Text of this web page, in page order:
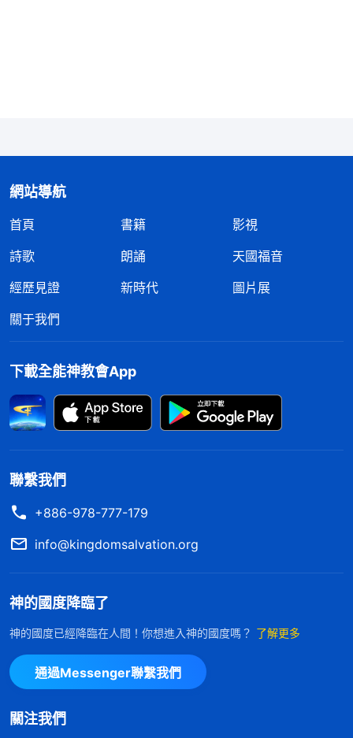
更不允許撒但介入神對人類的主宰，不允許撒但踐踏
破壞神主宰萬有的規律，更何况神經營拯救人類這麽
大的工作呢！神要拯救的人、能為神作見證的人是神
《話・卷二 關于認識神・神的作工、神的性情與神自己
的許可，一切都在神的手中，没有神的允許，撒但就
算再猖狂、再想殘害人，它也什麽都做不了。神許可
這些攪擾攔阻臨到我，是對我的檢驗，神希望我在這
些環境中能够像約伯一樣為神站住見證，也是讓我在
這樣的環境中依靠神，經歷神的説話、作工，這樣才
能對神産生真實的
是害怕那些不好的事情臨到自己，我這也不明白神的
心意啊。我安静下來向神禱告：「神哪，我現在明白
了，我臨到這一切都有你的許可，我願站住見證。但
我現在身量還很小，願你加給我信心去經歷這些環
境。」
因着牧師的攻擊論斷，村裏的人還是一直攔阻我
們信神，常常譏笑、誹謗我們，在我們的家人面前攻
網站導航
首頁 書籍
影視
詩歌
朗誦
天國福音
經歷見證
新時代
圖片展
關于我們
下載全能神教會App
聯繫我們
+886-978-777-179
info@kingdomsalvation.org
神的國度降臨了
神的國度已經降臨在人間！你想進入神的國度嗎？ 了解更多
通過Messenger聯繫我們
關注我們